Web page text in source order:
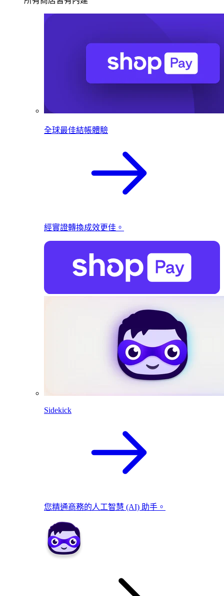
全球最佳結帳體驗
經實證轉換成效更佳。
Sidekick
您精通商務的人工智慧 (AI) 助手。